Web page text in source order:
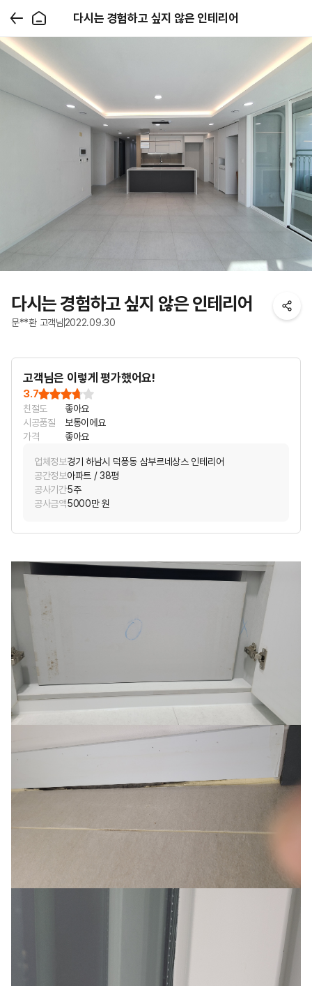
다시는 경험하고 싶지 않은 인테리어
다시는 경험하고 싶지 않은 인테리어
문**환 고객님 2022.09.30
고객님은 이렇게 평가했어요!
3.7
친절도
좋아요
시공품질
보통이에요
가격
좋아요
업체정보경기 하남시 덕풍동 삼부르네상스 인테리어
공간정보아파트 / 38평
공사기간5주
공사금액5000만 원